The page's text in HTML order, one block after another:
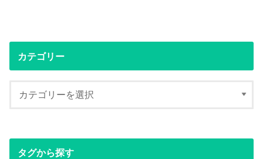
カテゴリー
タグから探す